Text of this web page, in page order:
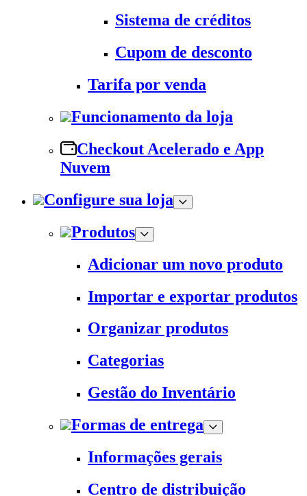
Sistema de créditos
Cupom de desconto
Tarifa por venda
Funcionamento da loja
Checkout Acelerado e App
Nuvem
Configure sua loja
Produtos
Adicionar um novo produto
Importar e exportar produtos
Organizar produtos
Categorias
Gestão do Inventário
Formas de entrega
Informações gerais
Centro de distribuição